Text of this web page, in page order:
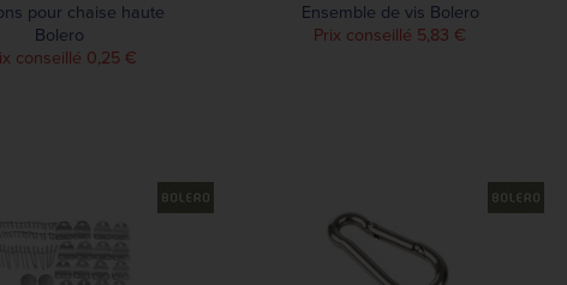
pour chaise haute
Bolero
conseillé 0,25 €
Ensemble de vis Bolero
Prix conseillé 5,83 €